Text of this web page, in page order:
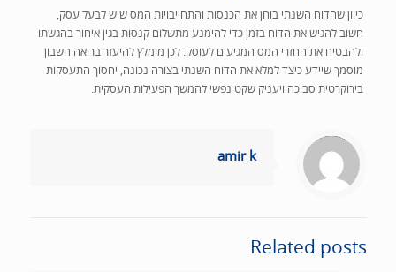
כיוון שהדוח השנתי בוחן את הכנסות והתחייבויות המס שיש לבעל עסק,
חשוב להגיש את הדוח בזמן כדי להימנע מתשלום קנסות בגין איחור בהגשתו
ולהבטיח את החזרי המס המגיעים לעוסק. לכן מומלץ להיעזר ברואה חשבון
מוסמך שיידע כיצד למלא את הדוח השנתי בצורה נכונה, יחסוך התעסקות
בירוקרטית סבוכה ויעניק שקט נפשי להמשך הפעילות העסקית.
Warning
: Trying to access array offset on null in
/home/amirkenanco/public_html/wp-content/themes/betheme/includes/content-single.php
on line203
amir k
Related posts